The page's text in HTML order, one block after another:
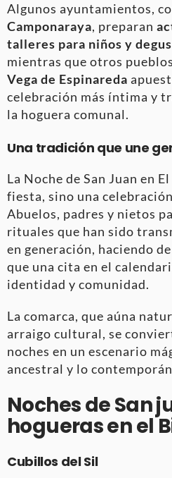
Algunos ayuntamientos,
Camponaraya, preparan
talleres para niños y
mientras que otros
Vega de Espinareda
celebración más íntima y
la hoguera comunal.
Una tradición que une
La Noche de San Juan en
fiesta, sino una
Abuelos, padres y nietos
rituales que han sido
en generación, haciendo
que una cita en el
identidad y comunidad.
La comarca, que aúna
arraigo cultural, se
noches en un escenario
ancestral y lo
Noches de San
hogueras en el
Cubillos del Sil